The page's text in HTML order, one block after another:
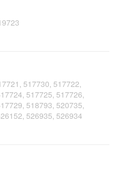
517730, 517722,
517725, 517726,
518793, 520735,
526935, 526934